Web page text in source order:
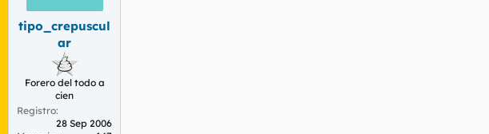
tipo_crepuscul
ar
Forero del todo a
cien
Registro
28 Sep 2006